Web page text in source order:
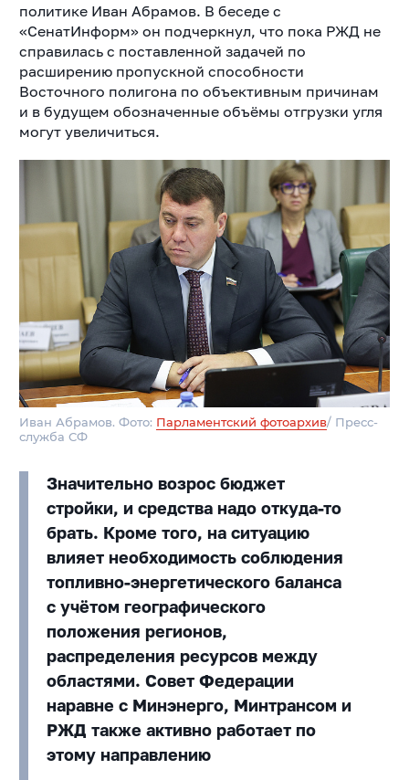
политике Иван Абрамов. В беседе с
«СенатИнформ» он подчеркнул, что пока РЖД не
справилась с поставленной задачей по
расширению пропускной способности
Восточного полигона по объективным причинам
и в будущем обозначенные объёмы отгрузки угля
могут увеличиться.
Иван Абрамов. Фото: Парламентский фотоархив/ Пресс-
служба СФ
Значительно возрос бюджет
стройки, и средства надо откуда-то
брать. Кроме того, на ситуацию
влияет необходимость соблюдения
топливно-энергетического баланса
с учётом географического
положения регионов,
распределения ресурсов между
областями. Совет Федерации
наравне с Минэнерго, Минтрансом и
РЖД также активно работает по
этому направлению